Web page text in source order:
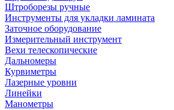
Штроборезы ручные
Инструменты для укладки ламината
Заточное оборудование
Измерительный инструмент
Вехи телескопические
Дальномеры
Курвиметры
Лазерные уровни
Линейки
Манометры